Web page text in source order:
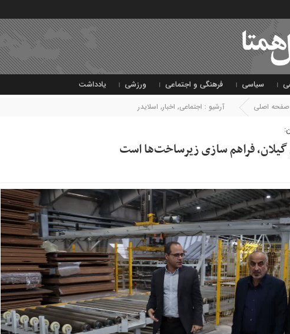
سیاسی فرهنگی و اجتماعی ورزشی یادداشت
صفحه اصلی آرشیو : اجتماعی, اخبار, اسلایدر
فراهم سازی زیرساخت‌ها است